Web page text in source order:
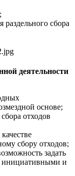
сбора
деятельности
основе;
отходов
сбору отходов;
задать
инициативными и